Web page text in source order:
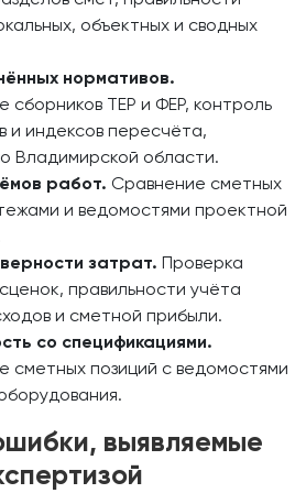
объектных и сводных
нормативов.
сборников ТЕР и ФЕР, контроль
и индексов пересчёта,
Владимирской области.
работ. Сравнение сметных
и ведомостями проектной
затрат. Проверка
правильности учёта
и сметной прибыли.
со спецификациями.
сметных позиций с ведомостями
выявляемые